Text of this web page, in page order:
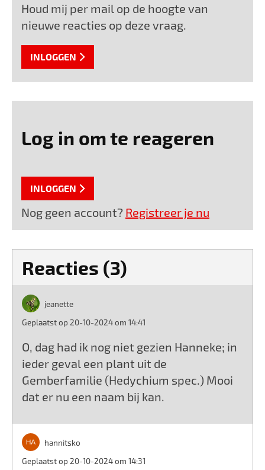
Houd mij per mail op de hoogte van
nieuwe reacties op deze vraag.
INLOGGEN
Log in om te reageren
INLOGGEN
Nog geen account? Registreer je nu
Reacties (3)
jeanette
Geplaatst op 20-10-2024 om 14:41
O, dag had ik nog niet gezien Hanneke; in
ieder geval een plant uit de
Gemberfamilie (Hedychium spec.) Mooi
dat er nu een naam bij kan.
hannitsko
Geplaatst op 20-10-2024 om 14:31